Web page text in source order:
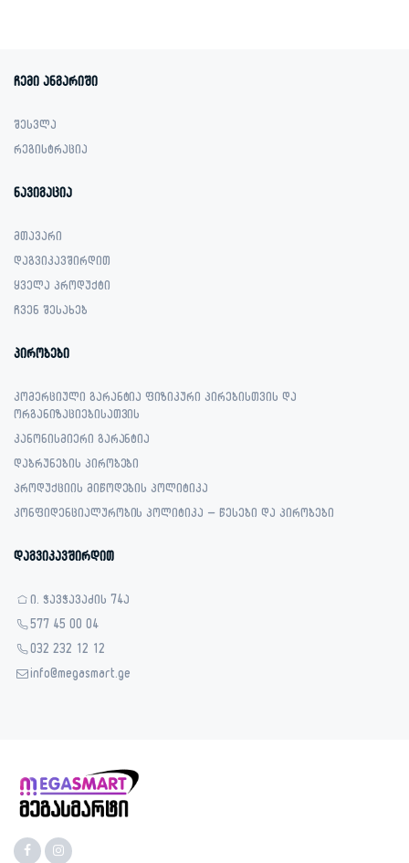
ჩემი ანგარიში
შესვლა
რეგისტრაცია
ნავიგაცია
მთავარი
დაგვიკავშირდით
ყველა პროდუქტი
ჩვენ შესახებ
პირობები
კომერციული გარანტია ფიზიკური პირებისთვის და
ორგანიზაციებისათვის
კანონისმიერი გარანტია
დაბრუნების პირობები
პროდუქციის მიწოდების პოლიტიკა
კონფიდენციალურობის პოლიტიკა – წესები და პირობები
დაგვიკავშირდით
ი. ჭავჭავაძის 74ა
577 45 00 04
032 232 12 12
info@megasmart.ge